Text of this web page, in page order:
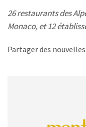
26 restaurants des
Monaco, et 12
Partager des nouvelles: